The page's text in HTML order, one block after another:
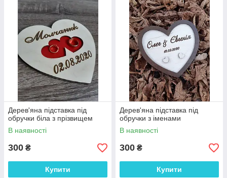
Дерев'яна підставка під
обручки біла з прізвищем
В наявності
300 ₴
Купити
Дерев'яна підставка під
обручки з іменами
В наявності
300 ₴
Купити